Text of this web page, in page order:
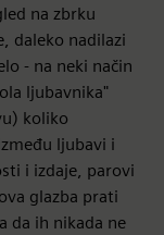
na zbrku
daleko nadilazi
- na neki način
ljubavnika"
koliko
ljubavi i
i izdaje, parovi
glazba prati
da ih nikada ne